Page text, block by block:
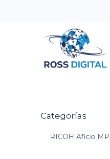
Categorías
RICOH Aficio